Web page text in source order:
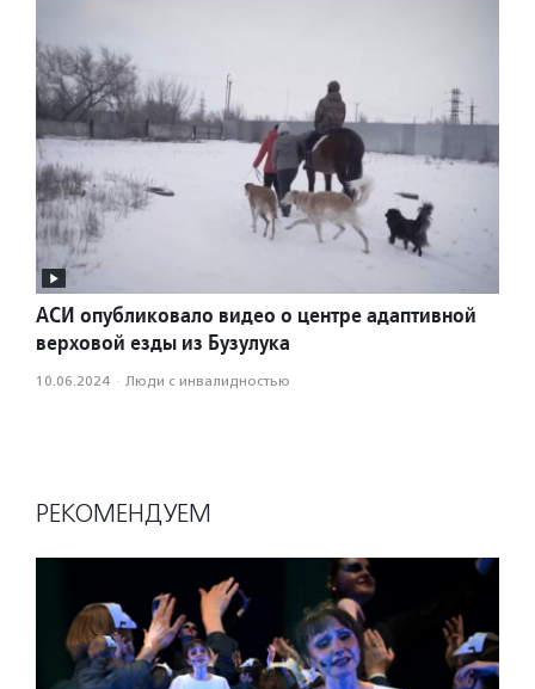
АСИ опубликовало видео о центре адаптивной
верховой езды из Бузулука
10.06.2024 · Люди с инвалидностью
РЕКОМЕНДУЕМ